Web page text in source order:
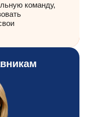
команду,